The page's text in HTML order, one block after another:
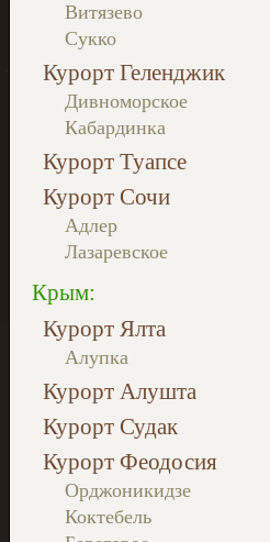
Витязево
Сукко
Курорт Геленджик
Дивноморское
Кабардинка
Курорт Туапсе
Курорт Сочи
Адлер
Лазаревское
Крым:
Курорт Ялта
Алупка
Курорт Алушта
Курорт Судак
Курорт Феодосия
Орджоникидзе
Коктебель